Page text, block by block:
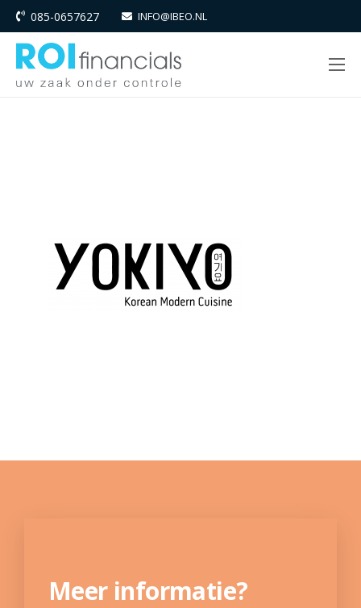
085-0657627 INFO@IBEO.NL
Meer informatie?